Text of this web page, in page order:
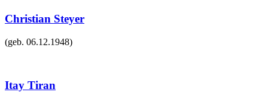
Christian Steyer
(geb. 06.12.1948)
Itay Tiran